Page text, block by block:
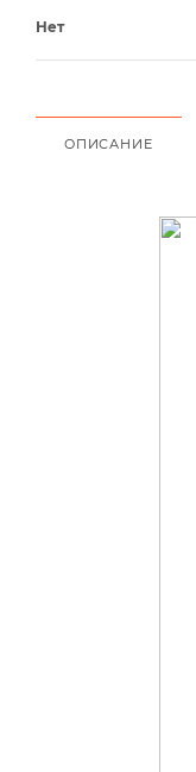
Нет
ОПИСАНИЕ